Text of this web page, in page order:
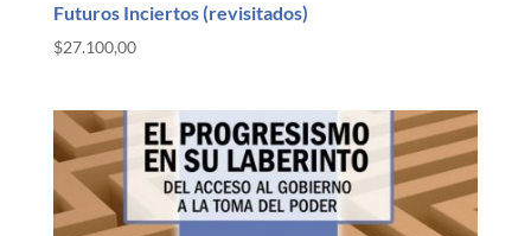
Futuros Inciertos (revisitados)
$27.100,00